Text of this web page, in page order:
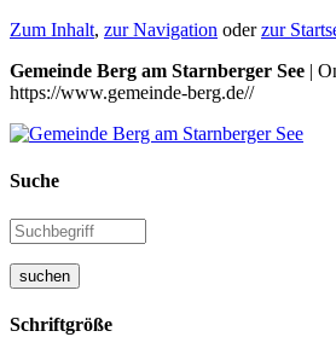
Zum Inhalt, zur Navigation oderzur
Gemeinde Berg am Starnberger See |
https://www.gemeinde-berg.de//
Suche
suchen
Schriftgröße